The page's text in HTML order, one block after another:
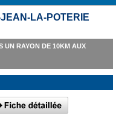
LA-POTERIE
UN RAYON DE 10KM AUX